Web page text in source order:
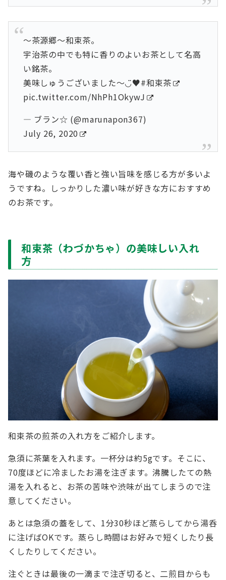
〜茶源郷〜和束茶。
宇治茶の中でも特に香りのよいお茶として名高
い銘茶。
美味しゅうございました〜◡̈♥︎#和束茶
pic.twitter.com/NhPh1OkywJ
— ブラン☆ (@marunapon367)
July 26, 2020
海や磯のような覆い香と強い旨味を感じる方が多いよ
うですね。しっかりした濃い味が好きな方におすすめ
のお茶です。
和束茶（わづかちゃ）の美味しい入れ
方
和束茶の煎茶の入れ方をご紹介します。
急須に茶葉を入れます。一杯分は約5gです。そこに、
70度ほどに冷ましたお湯を注ぎます。沸騰したての熱
湯を入れると、お茶の苦味や渋味が出てしまうので注
意してください。
あとは急須の蓋をして、1分30秒ほど蒸らしてから湯呑
に注げばOKです。蒸らし時間はお好みで短くしたり長
くしたりしてください。
注ぐときは最後の一滴まで注ぎ切ると、二煎目からも